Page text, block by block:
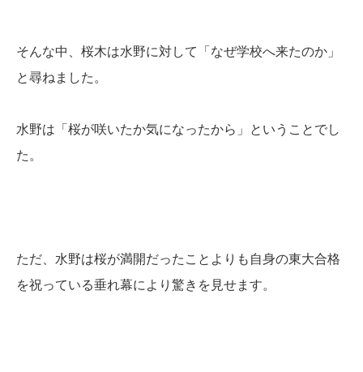
そんな中、桜木は水野に対して「なぜ学校へ来たのか」
と尋ねました。
水野は「桜が咲いたか気になったから」ということでし
た。
ただ、水野は桜が満開だったことよりも自身の東大合格
を祝っている垂れ幕により驚きを見せます。